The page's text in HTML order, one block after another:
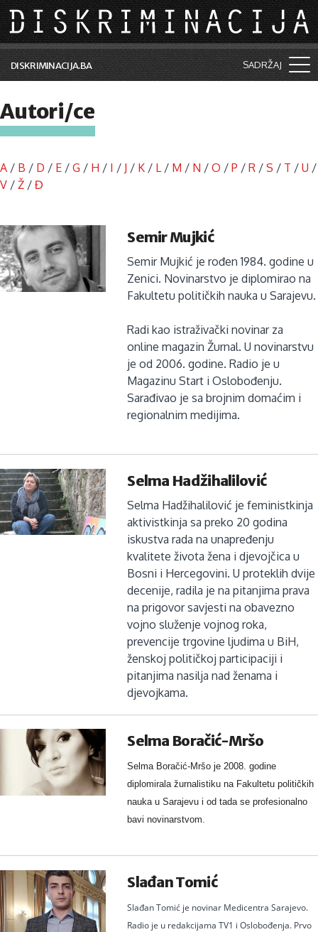
Skip to main content
DISKRIMINACIJA.BA SADRŽAJ
Vijesti i događaji
Kolumne
Saradnja sa medijima
Pretraga
Autori/ce
A / B / D / E / G / H / I / J / K / L / M / N / O / P / R / S / T / U /
V / Ž / Đ
Semir Mujkić
Semir Mujkić je rođen 1984. godine u
Zenici. Novinarstvo je diplomirao na
Fakultetu političkih nauka u Sarajevu.
Radi kao istraživački novinar za
online magazin Žurnal. U novinarstvu
je od 2006. godine. Radio je u
Magazinu Start i Oslobođenju.
Sarađivao je sa brojnim domaćim i
regionalnim medijima.
Selma Hadžihalilović
Selma Hadžihalilović je feministkinja
aktivistkinja sa preko 20 godina
iskustva rada na unapređenju
kvalitete života žena i djevojčica u
Bosni i Hercegovini. U proteklih dvije
decenije, radila je na pitanjima prava
na prigovor savjesti na obavezno
vojno služenje vojnog roka,
prevencije trgovine ljudima u BiH,
ženskoj političkoj participaciji i
pitanjima nasilja nad ženama i
djevojkama.
Selma Boračić-Mršo
Selma Boračić-Mršo je 2008. godine
diplomirala žurnalistiku na Fakultetu političkih
nauka u Sarajevu i od tada se profesionalno
bavi novinarstvom.
Slađan Tomić
Slađan Tomić je novinar Medicentra Sarajevo.
Radio je u redakcijama TV1 i Oslobođenja. Prvo